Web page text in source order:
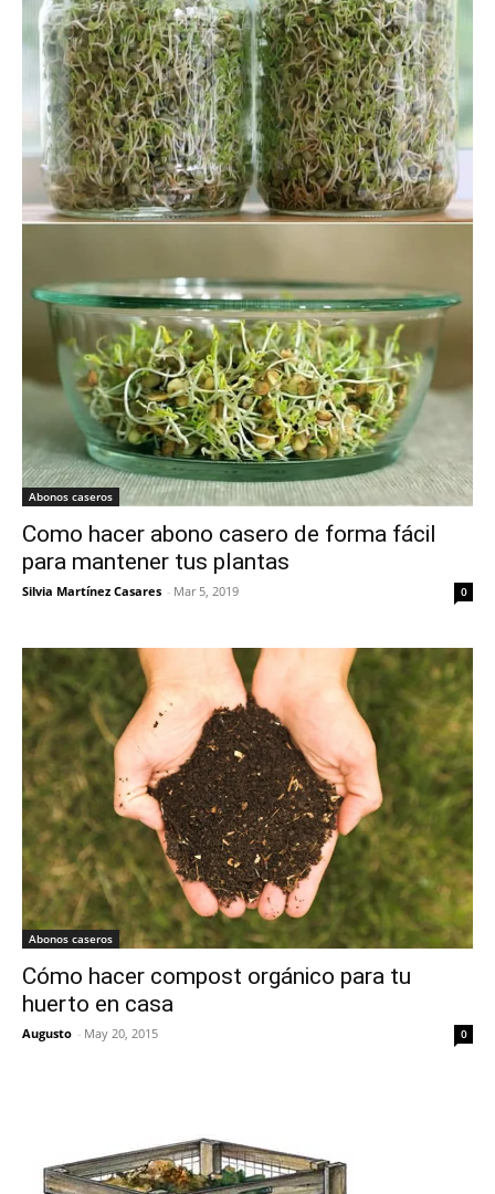
Abonos caseros
Como hacer abono casero de forma fácil
para mantener tus plantas
Silvia Martínez Casares - Mar 5, 2019 0
Abonos caseros
Cómo hacer compost orgánico para tu
huerto en casa
Augusto - May 20, 2015 0